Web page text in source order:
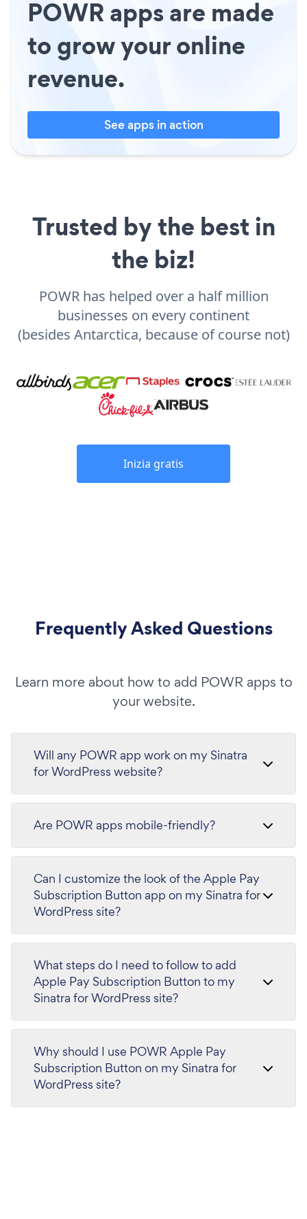
POWR apps are made
to grow your online
revenue.
See apps in action
Trusted by the best in
the biz!
POWR has helped over a half million
businesses on every continent
(besides Antarctica, because of course not)
Inizia gratis
Frequently Asked Questions
Learn more about how to add POWR apps to
your website.
Will any POWR app work on my Sinatra
for WordPress website?
Are POWR apps mobile-friendly?
Can I customize the look of the Apple Pay
Subscription Button app on my Sinatra for
WordPress site?
What steps do I need to follow to add
Apple Pay Subscription Button to my
Sinatra for WordPress site?
Why should I use POWR Apple Pay
Subscription Button on my Sinatra for
WordPress site?